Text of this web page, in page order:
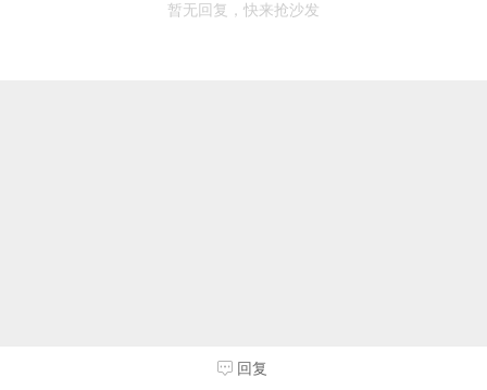
暂无回复，快来抢沙发
回复